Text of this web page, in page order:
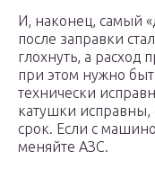
И, наконец, самый
после заправки
глохнуть, а расход
при этом нужно
технически
катушки исправны,
срок. Если с
меняйте АЗС.